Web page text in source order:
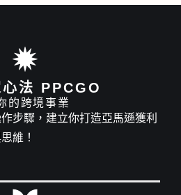
法 PPCGO
的跨境事業
步驟，建立你打造亞馬遜獲利
維！